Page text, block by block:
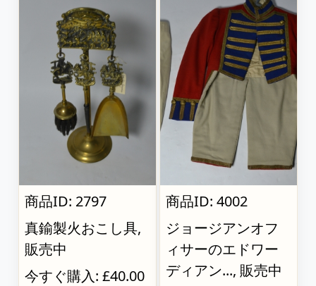
商品ID: 2797
真鍮製火おこし具,
販売中
今すぐ購入: £40.00
商品ID: 4002
ジョージアンオフ
ィサーのエドワー
ディアン..., 販売中